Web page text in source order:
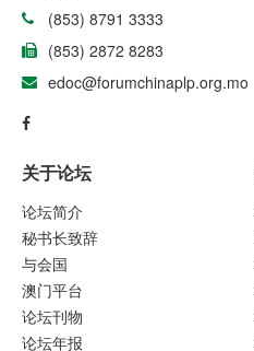
(853) 8791 3333
(853) 2872 8283
edoc@forumchinaplp.org.mo
关于论坛
论坛简介
秘书长致辞
与会国
澳门平台
论坛刊物
论坛年报